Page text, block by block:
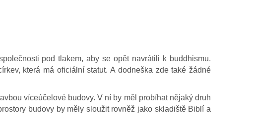
pod tlakem, aby se opět navrátili k buddhismu.
která má oficiální statut. A dodneška zde také žádné
víceúčelové budovy. V ní by měl probíhat nějaký druh
budovy by měly sloužit rovněž jako skladiště Biblí a